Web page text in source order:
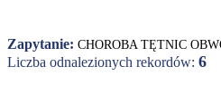
Zapytanie: CHOROBA TĘTNIC
Liczba odnalezionych rekordów: 6